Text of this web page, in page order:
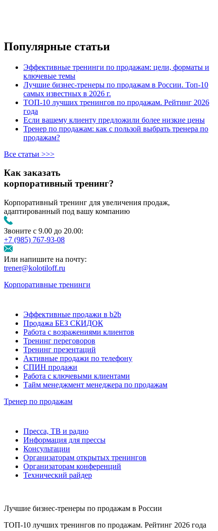
Популярные статьи
Эффективные тренинги по продажам: цели, форматы и
ключевые темы
Лучшие бизнес-тренеры по продажам в России. Топ-10
самых известных в 2026 г.
ТОП-10 лучших тренингов по продажам. Рейтинг 2026
года
Если вашему клиенту предложили более низкие цены
Тренер по продажам: как с пользой выбрать тренера по
продажам?
Все статьи >>>
Как заказать
корпоративный тренинг?
Корпоративный тренинг для увеличения продаж,
адаптированный под вашу компанию
Звоните с 9.00 до 20.00:
+7 (985) 767‑93‑08
Или напишите на почту:
trener@kolotiloff.ru
Корпоративные тренинги
Эффективные продажи в b2b
Продажа БЕЗ СКИДОК
Работа с возражениями клиентов
Тренинг переговоров
Тренинг презентаций
Активные продажи по телефону
СПИН продажи
Работа с ключевыми клиентами
Тайм менеджмент менеджера по продажам
Тренер по продажам
Пресса, ТВ и радио
Информация для прессы
Консультации
Организаторам открытых тренингов
Организаторам конференций
Технический райдер
Лучшие бизнес-тренеры по продажам в России
ТОП-10 лучших тренингов по продажам. Рейтинг 2026 года